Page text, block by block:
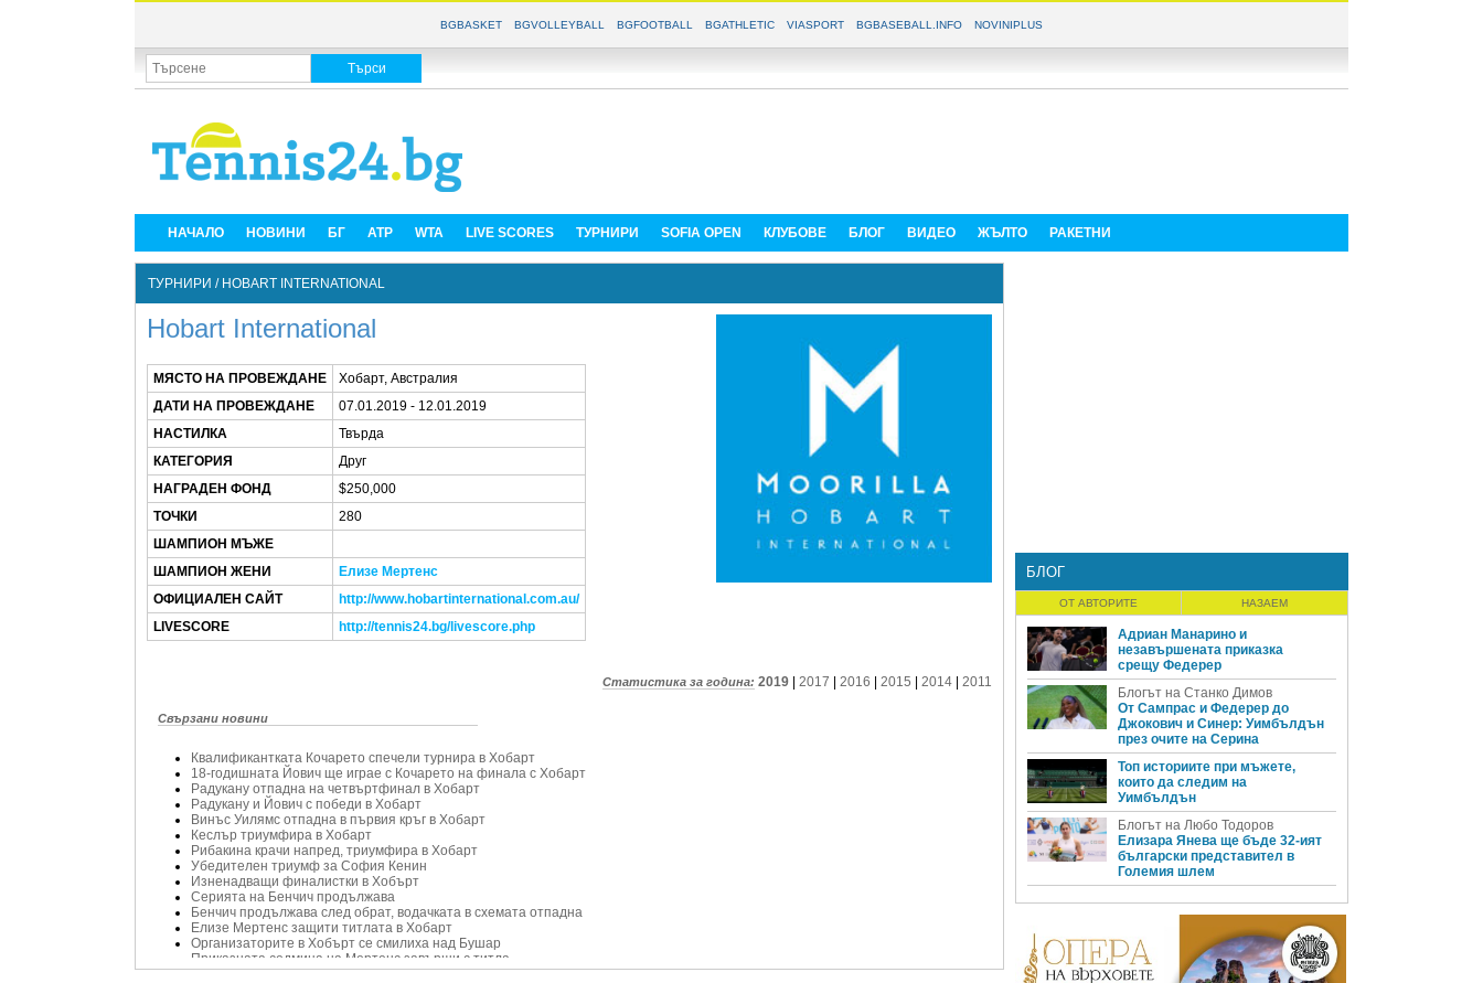
BGBASKET BGVOLLEYBALL BGFOOTBALL BGATHLETIC VIASPORT BGBASEBALL.INFO NOVINIPLUS
НАЧАЛО НОВИНИ БГ ATP WTA LIVE SCORES ТУРНИРИ SOFIA OPEN КЛУБОВЕ БЛОГ ВИДЕО ЖЪЛТО РАКЕТНИ
ТУРНИРИ / HOBART INTERNATIONAL
Hobart International
МЯСТО НА ПРОВЕЖДАНЕ
Хобарт, Австралия
ДАТИ НА ПРОВЕЖДАНЕ
07.01.2019 - 12.01.2019
НАСТИЛКА
Твърда
КАТЕГОРИЯ
Друг
НАГРАДЕН ФОНД
$250,000
ТОЧКИ
280
ШАМПИОН МЪЖЕ
ШАМПИОН ЖЕНИ
Елизе Мертенс
ОФИЦИАЛЕН САЙТ
http://www.hobartinternational.com.au/
LIVESCORE
http://tennis24.bg/livescore.php
Статистика за година: 2019 2017 2016 2015 2014 2011
Свързани новини
Квалификантката Кочарето спечели турнира в Хобарт
18-годишната Йович ще играе с Кочарето на финала с Хобарт
Радукану отпадна на четвъртфинал в Хобарт
Радукану и Йович с победи в Хобарт
Винъс Уилямс отпадна в първия кръг в Хобарт
Кеслър триумфира в Хобарт
Рибакина крачи напред, триумфира в Хобарт
Убедителен триумф за София Кенин
Изненадващи финалистки в Хобърт
Серията на Бенчич продължава
Бенчич продължава след обрат, водачката в схемата отпадна
Елизе Мертенс защити титлата в Хобарт
Организаторите в Хобърт се смилиха над Бушар
Приказната седмица на Мертенс завърши с титла
Скиавоне: 2017 г. е последната
БЛОГ
ОТ АВТОРИТЕ НАЗАЕМ
Адриан Манарино и
незавършената приказка
срещу Федерер
Блогът на Станко Димов
От Сампрас и Федерер до
Джокович и Синер: Уимбълдън
през очите на Серина
Топ историите при мъжете,
които да следим на
Уимбълдън
Блогът на Любо Тодоров
Елизара Янева ще бъде 32-ият
български представител в
Големия шлем